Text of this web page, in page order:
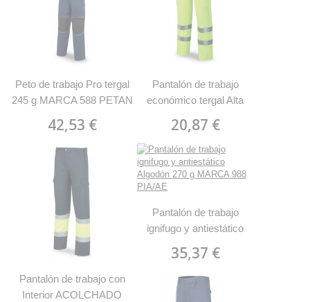
Peto de trabajo Pro tergal
245 g MARCA 588 PETAN
42,53 €
Pantalón de trabajo
económico tergal Alta
388PFE
20,87 €
Pantalón de trabajo con
Interior ACOLCHADO
Pantalón de trabajo
ignifugo y antiestático
988 PIA/AE
35,37 €